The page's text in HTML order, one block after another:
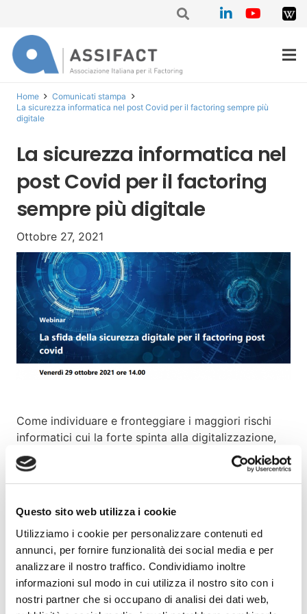
Questo sito web utilizza i cookie
Utilizziamo i cookie per personalizzare contenuti ed
annunci, per fornire funzionalità dei social media e per
analizzare il nostro traffico. Condividiamo inoltre
informazioni sul modo in cui utilizza il nostro sito con i
nostri partner che si occupano di analisi dei dati web,
Home
Comunicati stampa
La sicurezza informatica nel post Covid per il factoring sempre più
digitale
La sicurezza informatica nel
post Covid per il factoring
sempre più digitale
Ottobre 27, 2021
Come individuare e fronteggiare i maggiori rischi
informatici cui la forte spinta alla digitalizzazione,
accelerata dalla pandemia, può esporre il factoring?
Come garantire la sicurezza operativa, nell’interesse
dei clienti e delle società di factoring, evitando
Di questi rischi e dei metodi per contrastarli si parla
il29 ottobre 2021alleore 14.00in un apposito
webinar organizzato da Assifact e curato dalla
Commissione Organizzazione e Risorse Umane dal
titolo:“La sfida della sicurezza digitale per il